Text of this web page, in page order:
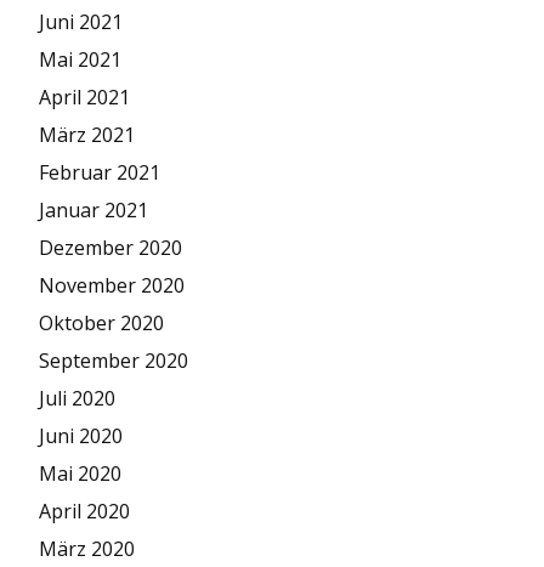
Juni 2021
Mai 2021
April 2021
März 2021
Februar 2021
Januar 2021
Dezember 2020
November 2020
Oktober 2020
September 2020
Juli 2020
Juni 2020
Mai 2020
April 2020
März 2020